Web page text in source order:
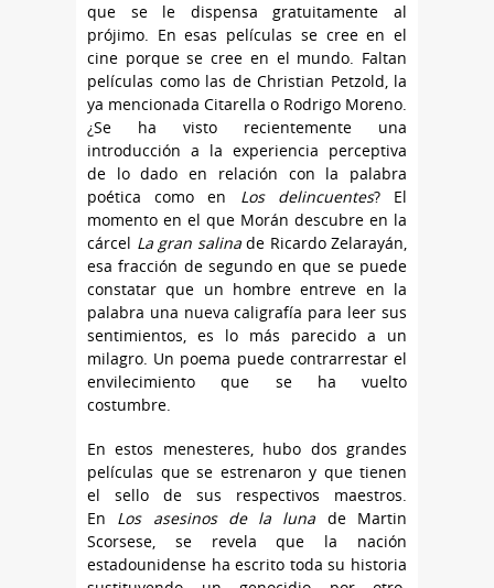
que se le dispensa gratuitamente al
prójimo. En esas películas se cree en el
cine porque se cree en el mundo. Faltan
películas como las de Christian Petzold, la
ya mencionada Citarella o Rodrigo Moreno.
¿Se ha visto recientemente una
introducción a la experiencia perceptiva
de lo dado en relación con la palabra
poética como en Los delincuentes? El
momento en el que Morán descubre en la
cárcel La gran salinade Ricardo Zelarayán,
esa fracción de segundo en que se puede
constatar que un hombre entreve en la
palabra una nueva caligrafía para leer sus
sentimientos, es lo más parecido a un
milagro. Un poema puede contrarrestar el
envilecimiento que se ha vuelto
costumbre.
En estos menesteres, hubo dos grandes
películas que se estrenaron y que tienen
el sello de sus respectivos maestros.
En Los asesinos de la luna de Martin
Scorsese, se revela que la nación
estadounidense ha escrito toda su historia